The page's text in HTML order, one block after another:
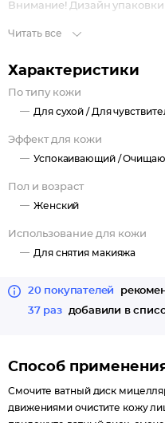
Внимание! Дизайн упаковки
Читать все
Характеристики
По типу кожи
Для сухой / Для
Эффект для кожи
Успокаивающий /
Пол и возраст
Женский
Использование для кожи
Для снятия макияжа
20 покупателей
37 раз
добавили в
Способ
Смочите ватный диск
движениями очистите кожу